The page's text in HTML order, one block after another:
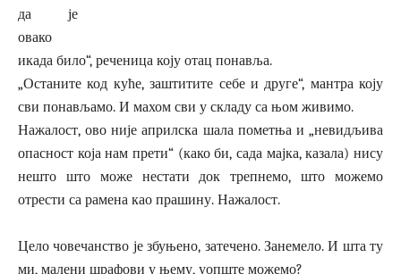
да је
овако
икада било“, реченица коју отац понавља.
„Останите код куће, заштитите себе и друге“, мантра коју
сви понављамо. И махом сви у складу са њом живимо.
Нажалост, ово није априлска шала пометња и „невидљива
опасност која нам прети“ (како би, сада мајка, казала) нису
нешто што може нестати док трепнемо, што можемо
отрести са рамена као прашину. Нажалост.
Цело човечанство је збуњено, затечено. Занемело. И шта ту
ми, малени шрафови у њему, уопште можемо?